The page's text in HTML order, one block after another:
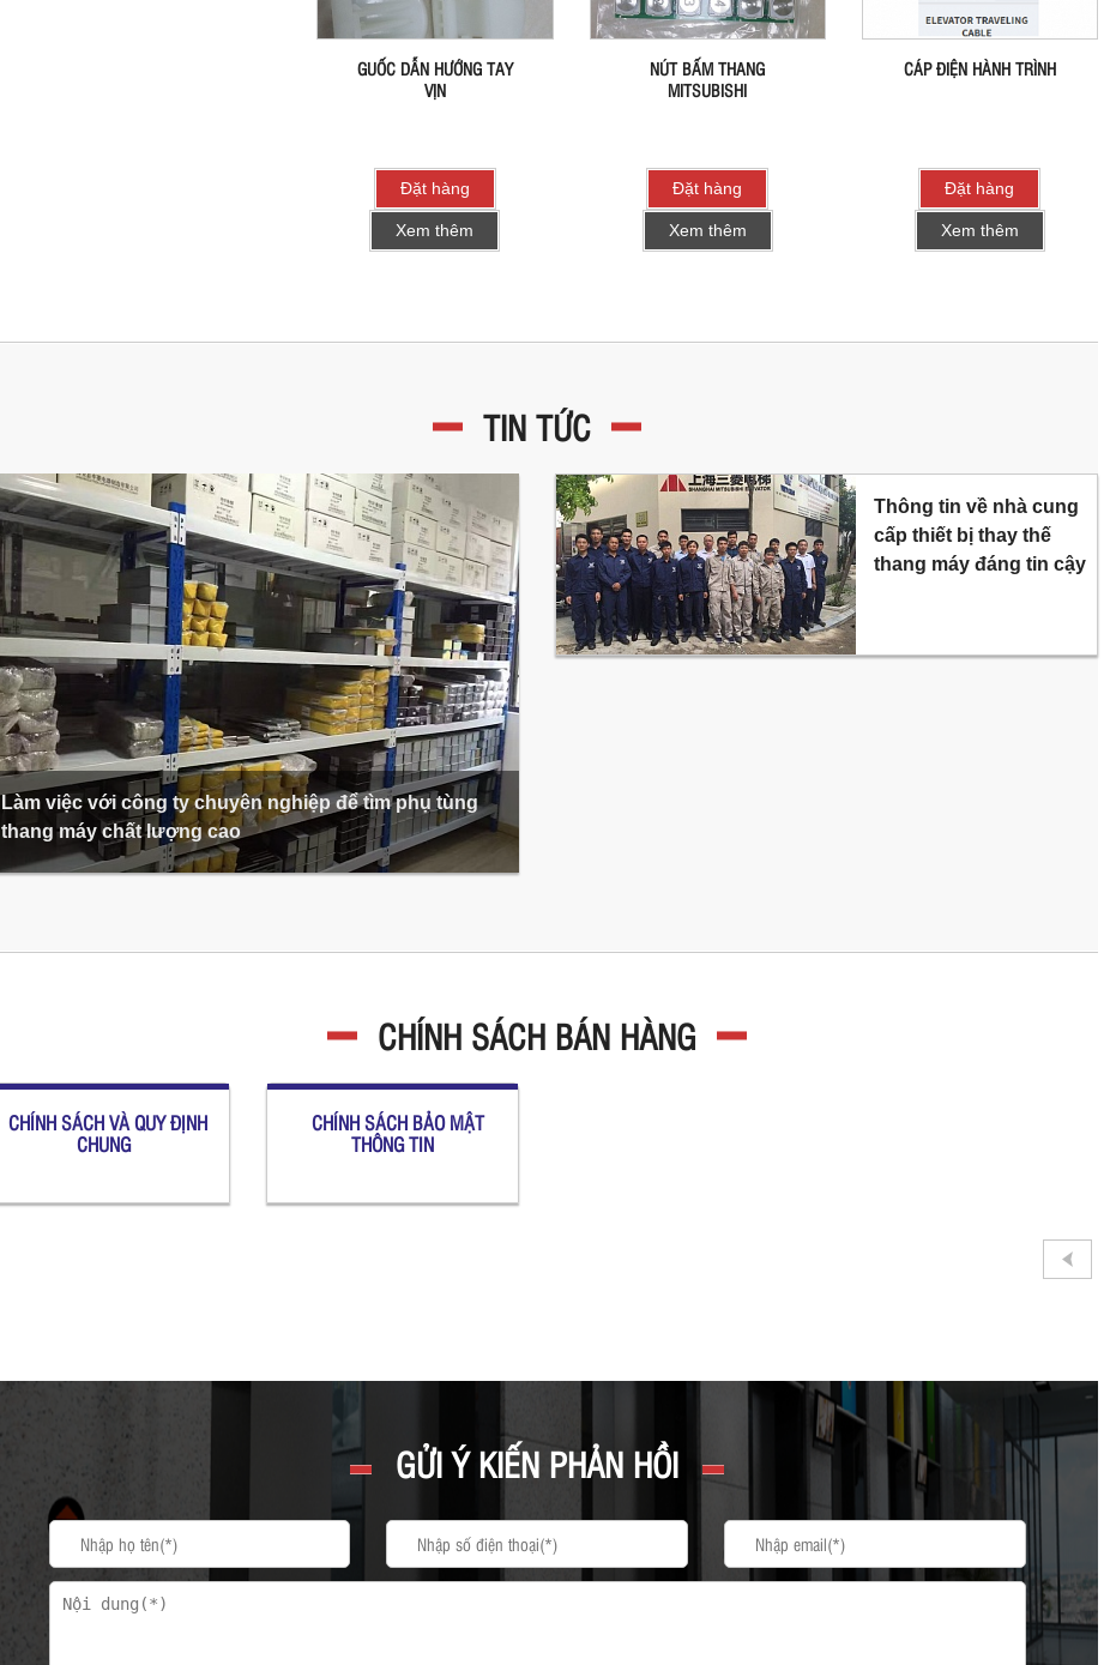
GUỐC DẪN HƯỚNG TAY
VỊN
Đặt hàng
Xem thêm
NÚT BẤM THANG
MITSUBISHI
Đặt hàng
Xem thêm
CÁP ĐIỆN HÀNH TRÌNH
Đặt hàng
Xem thêm
TIN TỨC
Làm việc với công ty chuyên nghiệp để tìm phụ tùng
thang máy chất lượng cao
Thông tin về nhà cung
cấp thiết bị thay thế
thang máy đáng tin cậy
CHÍNH SÁCH BÁN HÀNG
CHÍNH SÁCH VÀ QUY ĐỊNH
CHUNG
CHÍNH SÁCH BẢO MẬT
THÔNG TIN
GỬI Ý KIẾN PHẢN HỒI